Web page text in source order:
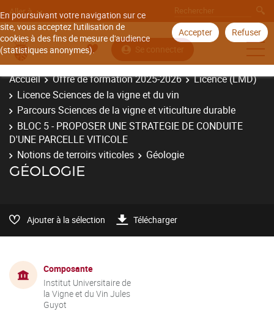
En poursuivant votre navigation sur ce
site, vous acceptez l'utilisation de
cookies à des fins de mesure d'audience
(statistiques anonymes).
Accepter Refuser
Aller à
Se connecter
Accueil Offre de formation 2025-2026
Licence (LMD)
Licence Sciences de la vigne et du vin
Parcours Sciences de la vigne et viticulture durable
BLOC 5 - PROPOSER UNE STRATEGIE DE CONDUITE
D'UNE PARCELLE VITICOLE
Notions de terroirs viticoles
Géologie
GÉOLOGIE
Ajouter à la sélection Télécharger
Composante
Institut Universitaire de
la Vigne et du Vin Jules
Guyot